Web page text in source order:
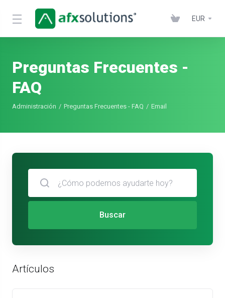
EUR
Preguntas Frecuentes -
FAQ
Administración Preguntas Frecuentes - FAQ Email
Buscar
Artículos